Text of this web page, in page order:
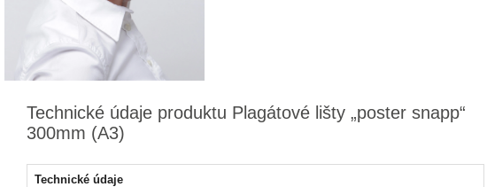
Technické údaje produktu Plagátové lišty „poster snapp“
300mm (A3)
Technické údaje